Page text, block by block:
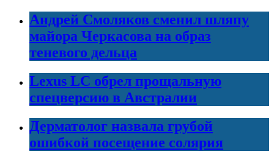
Андрей Смоляков сменил шляпу
майора Черкасова на образ
теневого дельца
Lexus LC обрел прощальную
спецверсию в Австралии
Дерматолог назвала грубой
ошибкой посещение солярия